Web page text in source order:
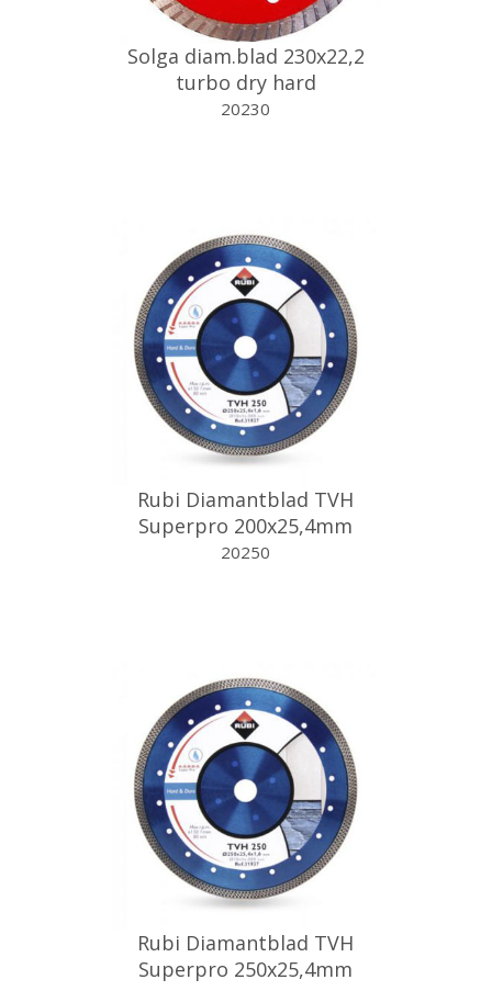
Solga diam.blad 230x22,2
turbo dry hard
20230
Rubi Diamantblad TVH
Superpro 200x25,4mm
turbo
20250
Rubi Diamantblad TVH
Superpro 250x25,4mm